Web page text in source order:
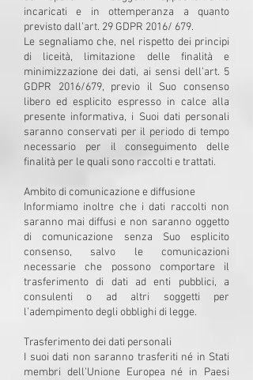
incaricati e in ottemperanza a quanto
previsto dall’art. 29 GDPR 2016/ 679.
Le segnaliamo che, nel rispetto dei principi
di liceità, limitazione delle finalità e
minimizzazione dei dati, ai sensi dell’art. 5
GDPR 2016/679, previo il Suo consenso
libero ed esplicito espresso in calce alla
presente informativa, i Suoi dati personali
saranno conservati per il periodo di tempo
necessario per il conseguimento delle
finalità per le quali sono raccolti e trattati.
Ambito di comunicazione e diffusione
Informiamo inoltre che i dati raccolti non
saranno mai diffusi e non saranno oggetto
di comunicazione senza Suo esplicito
consenso, salvo le comunicazioni
necessarie che possono comportare il
trasferimento di dati ad enti pubblici, a
consulenti o ad altri soggetti per
l’adempimento degli obblighi di legge.
Trasferimento dei dati personali
I suoi dati non saranno trasferiti né in Stati
membri dell’Unione Europea né in Paesi